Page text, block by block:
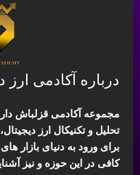
درباره آکادمی ارز
مجموعه آکادمی قزلباش
تحلیل و تکنیکال ارز
برای ورود به دنیای بازار
کافی در این حوزه و نیز